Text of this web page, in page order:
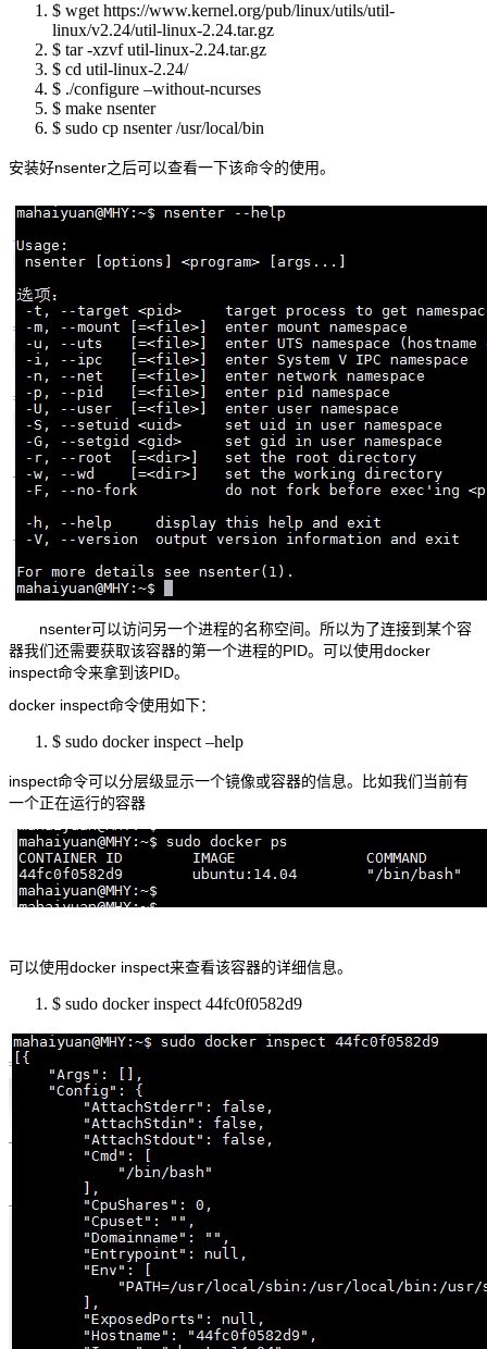
$ wget https://www.kernel.org/pub/linux/utils/util-
linux/v2.24/util-linux-2.24.tar.gz
$ tar -xzvf util-linux-2.24.tar.gz
$ cd util-linux-2.24/
$ ./configure –without-ncurses
$ make nsenter
$ sudo cp nsenter /usr/local/bin
安装好nsenter之后可以查看一下该命令的使用。
nsenter可以访问另一个进程的名称空间。所以为了连接到某个容
器我们还需要获取该容器的第一个进程的PID。可以使用docker
inspect命令来拿到该PID。
docker inspect命令使用如下：
$ sudo docker inspect –help
inspect命令可以分层级显示一个镜像或容器的信息。比如我们当前有
一个正在运行的容器
可以使用docker inspect来查看该容器的详细信息。
$ sudo docker inspect 44fc0f0582d9